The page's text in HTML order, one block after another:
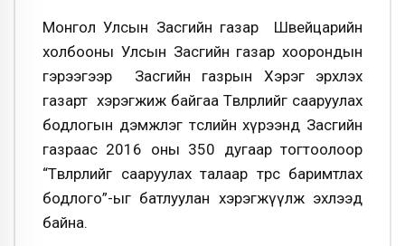
Монгол Улсын Засгийн газар Швейцарийн
холбооны Улсын Засгийн газар хоорондын
гэрээгээр Засгийн газрын Хэрэг эрхлэх
газарт хэрэгжиж байгаа Төвлөрлийг сааруулах
бодлогын дэмжлэг төслийн хүрээнд Засгийн
газраас 2016 оны 350 дугаар тогтоолоор
“Төвлөрлийг сааруулах талаар төрөөс баримтлах
бодлого”-ыг батлуулан хэрэгжүүлж эхлээд
байна.